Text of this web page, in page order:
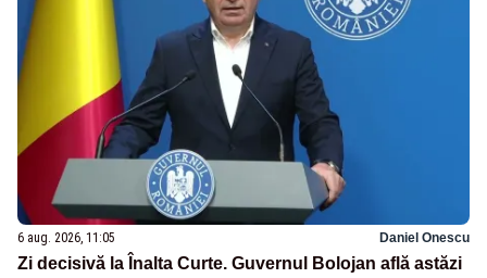
6 aug. 2026, 11:05 Daniel Onescu
Zi decisivă la Înalta Curte. Guvernul Bolojan află astăzi